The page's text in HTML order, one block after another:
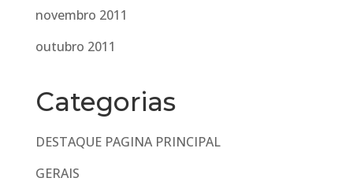
novembro 2011
outubro 2011
Categorias
DESTAQUE PAGINA PRINCIPAL
GERAIS